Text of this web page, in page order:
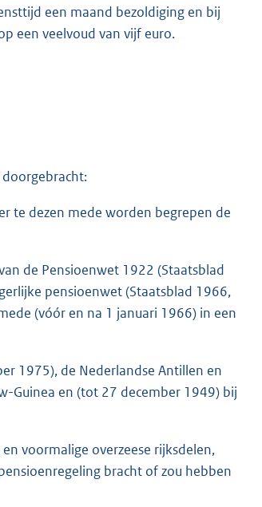
een maand bezoldiging en bij
een veelvoud van vijf euro.
te dezen mede worden begrepen de
de Pensioenwet 1922 (Staatsblad
pensioenwet (Staatsblad 1966,
(vóór en na 1 januari 1966) in een
1975), de Nederlandse Antillen en
Guinea en (tot 27 december 1949) bij
voormalige overzeese rijksdelen,
bracht of zou hebben